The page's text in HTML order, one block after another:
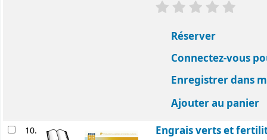
évaluation
Réserver
Connectez-vous
Enregistrer dans
Ajouter au panier
10. Engrais verts et